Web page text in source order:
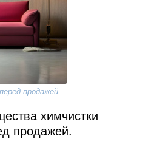
продажей.
химчистки
продажей.